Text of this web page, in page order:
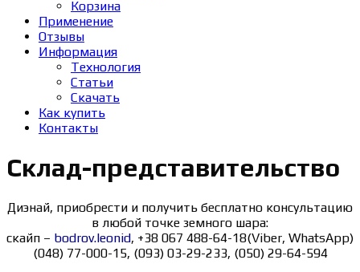
Корзина
Применение
Отзывы
Информация
Технология
Статьи
Скачать
Как купить
Контакты
Склад-представительство
Диэнай, приобрести и получить бесплатно консультацию
в любой точке земного шара:
скайп – bodrov.leonid, +38 067 488-64-18(Viber, WhatsApp)
(048) 77-000-15, (093) 03-29-233, (050) 29-64-594